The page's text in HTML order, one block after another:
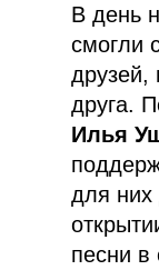
В день
смогли
друзей,
друга.
Илья
для них
песни в